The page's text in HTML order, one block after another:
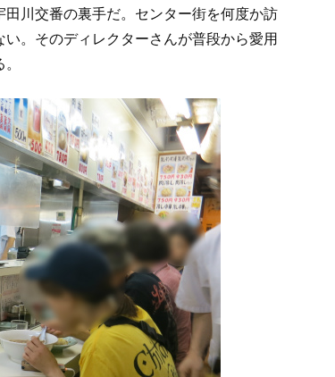
川交番の裏手だ。センター街を何度か訪
。そのディレクターさんが普段から愛用